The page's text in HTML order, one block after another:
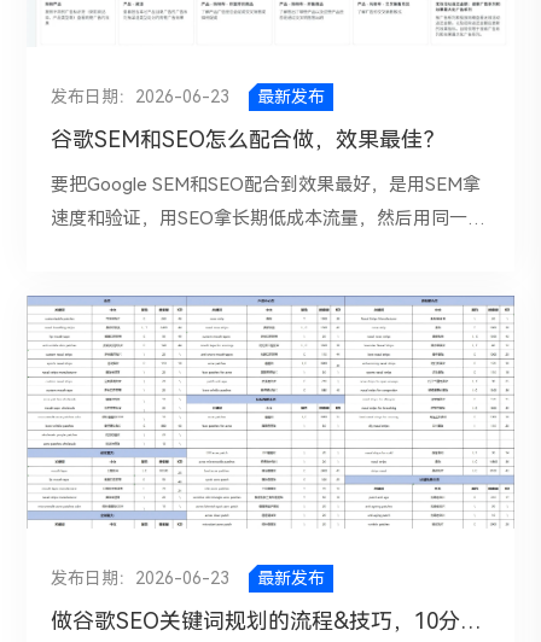
liquid filling、cartoning、case packing； 应用中心按物
food、sauce、pharma； 解决方案中心承接整线、定
FAQ、购买指南、维护指南和对比内容。 目的是让每
一类搜索意图的关键词和用户都能找到对应落地页落
脚。 四、18 个月分阶段执行落地 一阶、0—3 个月打
索引处理。这个阶段最重要的是站点底盘搭好。页面上
要解决可抓取、可索引、可理解的问题，同时控制Core
Web Vitals，避免大图、视频和前端脚本拖慢首屏体
验。 基础检查 页面是否有唯一的H1 博客内容 内容是
否用Markdown格式 页面是否设置了SEO标题和描述
文章是否有内链 URL是否有利于SEO 文章应该包含丰
富的HTML元素 robots文件 文章底部是否有作者简介
词 页面的主关键词是否包含在SEO标题+H1标题 博客
板块是否有分类和标签 主词是否包含在URL 图片 ALT
么，转化动作是什么。 4、让AI对比多个竞品。要求它
品在做，哪些内容空白可能是你的切入机会。 5、要求
AI反推你的网站策略。基于你现有资源，要求给出低中
做3组高转化问题型文章，最后布局品牌替代词和专题
集群。 这一套流程跑下来，最直接的结果不是一份漂
SEO里，搜索结果会受地区、语言、品牌权重、内容历
史和站点信任度影响。AI负责快速拆解，人工负责核验
和决策。你需要结合Search Console、SEO工具数据、
真实SERP结果和自身资源，决定哪些关键词值得做，
哪些竞品策略适合复制，哪些只适合参考。
“想到哪做哪”的状态，转向“按目标拆解任务”的工作方
是堆字数，而是要同时满足搜索需求、专业表达和商业
纲；第二，完成初稿；第三，做润色与扩写。比如在写
一篇“how to choose industrial valves for chemical
plants”的文章时，AI可以先输出文章结构：应用场
充企业真实案例、产品参数、认证信息、交期说明等内
容。这样写出来的文章既有搜索价值，也更有转化能
力。对于产品页也是一样。AI可以帮助撰写产品简介、
技术参数描述、应用行业说明、FAQ、Meta Title和
Meta Description，但涉及实际性能、出口资质、包装
方式、最小起订量等信息时，仍然需要人工确认。只有
这样，内容才不会“像样但不可信”。 五、AI页面和站内
优化协助SEO不只是写内容，还包括页面标题优化、描
述撰写、H标签结构、图片Alt文本、内链建议等大量细
节。例如，当你有几十个产品页需要优化时，AI可以快
大的问题，是你跳过了最关键的“需求判断”。AI 可以帮
写。正确做法是先去找这三类关键词及对应的热门话
题：a、是正在上涨的热点词 。这类词适合做时效型文
章，目的是借势获取短期流量。b、是和热点相关的延
伸词，比如一个鞋子火了，用户下一步就会搜它多少
钱、值不值得买。c、是长尾问题词，词虽然搜索量可
”很火，你不要只写“Jimmy Choo高跟鞋 是什么”，而可
以拆成：①、Jimmy Choo高跟鞋与其他品牌鞋子舒适
度？②、Jimmy Choo高跟鞋跳舞适合穿嘛？③、
Jimmy Choo高跟鞋品牌，有婚鞋吗？这样做的好处
是，你不是在追一个空泛的热点，而是在围绕热点搭建
一个更容易承接搜索流量的内容框架。这里可以参考
Google People also ask或SNS平台。三、让AI先做“搜
后通常会有明确意图。有人是想了解概念（信息），有
人是想看推荐（商业），有人是想买东西（交易），还
Console，GA4，GTM配置教程 ；Mate: Facebook，
造属于外贸企业的“完全自主可控的绿色健康”海外营销
平台矩阵；a、使用香港+852，大陆主体；获得：①、
香港海外账户全家桶； ②、香港电话卡支持电话短
信；非流量卡②、126国家专线VPN流量240G； ③、
外贸营销实战手册工具书（纸质版）；没有套路，活动
美国海外账户全家桶； ②、美国电话卡支持电话短
信；非流量卡②、126国家专线VPN流量240G； ③、
外贸营销实战手册工具书（纸质版）；拒绝套路，活动
限时价格：4800元；*每月仅限10名企业，咨询参与
18823880196*注：无法获取账号100%全额退款，账
户名称因存在抢注问题，不支持自定义，在大陆地区使
用海外平台账号时，需要注意的是，时常检查VPN的稳
海外账户在大陆地区注册经常遇到的FAQs注册时，往
往会遇到各种各样的问题。表面看是“注册不成功”，本
发布日期：2026-06-23 最新发布
谷歌SEM和SEO怎么配合做，效果最佳？
要把Google SEM和SEO配合到效果最好，是用SEM拿
速度和验证，用SEO拿长期低成本流量，然后用同一套
Google官方明确说，广告投放与自然排名是分开的，
所以协同的重点在数据与策略，而不是“花钱带排名”。
最优做法把Google Ads与Search Console关联，这样
你能把Ads广告和GSC自然搜索表现放在一起看；同时
在GA4里看不同渠道在转化路径中的贡献，而不是只盯
最后一次点击。这样你才知道某个关键词到底该靠SEM
扛，还是该转向SEO深耕。 一、按关键词意图分工优
产品页稳住自然流量获取；SEM则用于品牌防守。 商
业意图产品词：比如“价格，报价，购买，服务商“这类
发布日期：2026-06-23 最新发布
做谷歌SEO关键词规划的流程&技巧，10分钟讲透的实战指南